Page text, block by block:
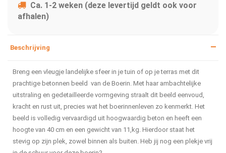
Ca. 1-2 weken (deze levertijd geldt ook voor
afhalen)
Beschrijving
Breng een vleugje landelijke sfeer in je tuin of op je terras met dit
prachtige betonnen beeld van de Boerin. Met haar ambachtelijke
uitstraling en gedetailleerde vormgeving straalt dit beeld eenvoud,
kracht en rust uit, precies wat het boerinnenleven zo kenmerkt. Het
beeld is volledig vervaardigd uit hoogwaardig beton en heeft een
hoogte van 40 cm en een gewicht van 11,kg. Hierdoor staat het
stevig op zijn plek, zowel binnen als buiten. Heb jij nog een plekje vrij